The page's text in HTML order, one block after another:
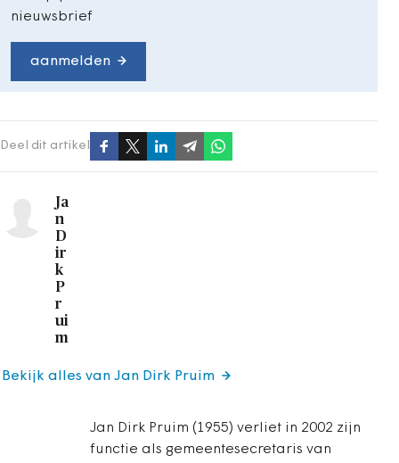
nieuwsbrief
aanmelden
Deel dit artikel
Ja
n
D
ir
k
P
r
ui
m
Jan Dirk Pruim (1955) verliet in 2002 zijn
functie als gemeentesecretaris van
Bekijk alles van Jan Dirk Pruim